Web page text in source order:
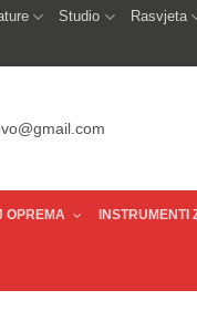
Studio Rasvjeta
OPREMA INSTRUMENTI